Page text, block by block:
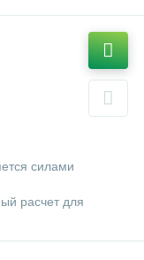
силами
расчет для